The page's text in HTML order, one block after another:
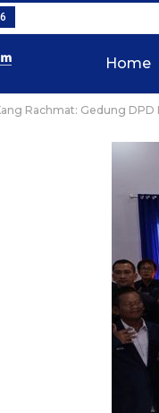
Home
Rachmat: Gedung DPD